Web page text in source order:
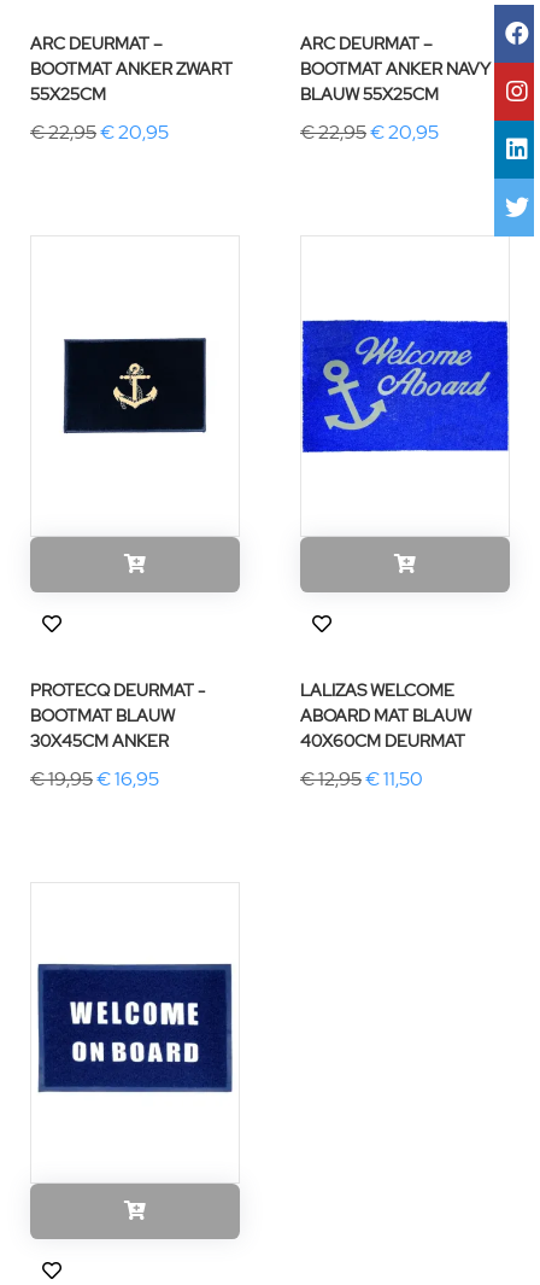
ARC DEURMAT –
BOOTMAT ANKER ZWART
55X25CM
€ 22,95€ 20,95
ARC DEURMAT –
BOOTMAT ANKER NAVY
BLAUW 55X25CM
€ 22,95€ 20,95
PROTECQ DEURMAT -
BOOTMAT BLAUW
30X45CM ANKER
€ 19,95€ 16,95
LALIZAS WELCOME
ABOARD MAT BLAUW
40X60CM DEURMAT
€ 12,95€ 11,50